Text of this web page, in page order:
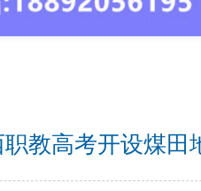
职教高考开设煤